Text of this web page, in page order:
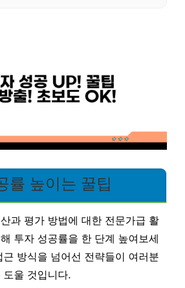
률 높이는 꿀팁
과 평가 방법에 대한 전문가급 활
투자 성공률을 한 단계 높여보세
근 방식을 넘어선 전략들이 여러분
도울 것입니다.